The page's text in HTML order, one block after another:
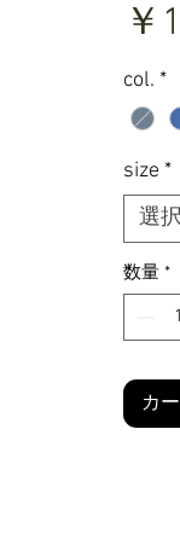
￥
col. *
size *
選択
数量 *
カ